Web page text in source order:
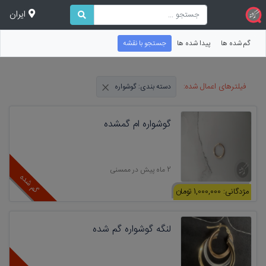
ایران
گم شده ها پیدا شده ها جستجو با نقشه
فیلترهای اعمال شده: × دسته بندی: گوشواره
گم شده مژدگانی: 1,000,000 تومان
گوشواره ام گمشده
2 ماه پیش در ممسنی
لنگه گوشواره گم شده